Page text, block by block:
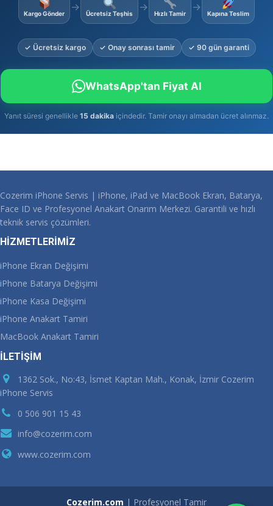
Kargo Gönder
→
Ücretsiz Teşhis
→
Hızlı Tamir
→
Kapına Teslim
✓ Ücretsiz kargo ✓ Onay sonrası tamir ✓ 90 gün garanti
WhatsApp'tan Fiyat Al
Yanıt süresi genellikle 15 dakika içindedir. Tamir onayı almadan ücret alınmaz.
Cozerim iPhone Servis | iPhone, iPad ve MacBook Ekran, Batarya,
Face ID ve Profesyonel Anakart Onarım Merkezi. Garantili ve hızlı
teknik servis çözümleri.
HİZMETLERİMİZ
iPhone Ekran Değişimi
iPhone Batarya Değişimi
iPhone Kasa Değişimi
iPhone Anakart Tamiri
MacBook Anakart Tamiri
İLETİŞİM
1362 Sok., No:43, İsmet Kaptan Mah., Konak, İzmir Cozerim
iPhone Servis
0 506 901 15 43
info@cozerim.com
www.cozerim.com
Cozerim.com | Profesyonel Tamir